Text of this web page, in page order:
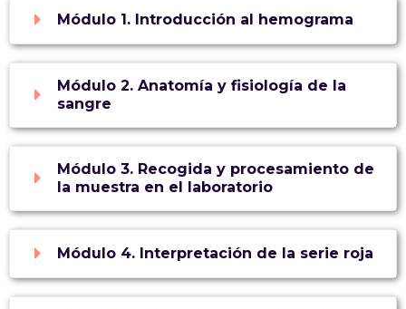
Módulo 1. Introducción al hemograma
Módulo 2. Anatomía y fisiología de la
sangre
Módulo 3. Recogida y procesamiento de
la muestra en el laboratorio
Módulo 4. Interpretación de la serie roja